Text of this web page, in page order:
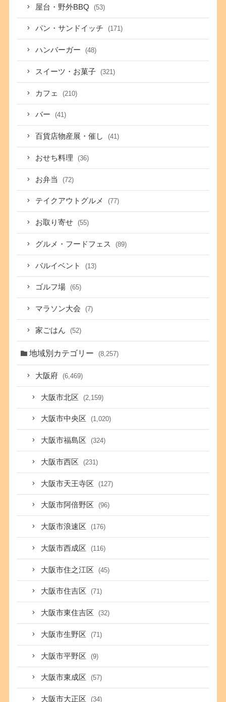
屋台・野外BBQ (53)
パン・サンドイッチ (171)
ハンバーガー (48)
スイーツ・お菓子 (321)
カフェ (210)
バー (41)
百貨店物産展・催し (41)
おせち料理 (36)
お弁当 (72)
テイクアウトグルメ (77)
お取り寄せ (55)
グルメ・フードフェス (89)
バルイベント (13)
ゴルフ場 (65)
マラソン大会 (7)
家ごはん (52)
地域別カテゴリー (8,257)
大阪府 (6,469)
大阪市北区 (2,159)
大阪市中央区 (1,020)
大阪市福島区 (324)
大阪市西区 (231)
大阪市天王寺区 (127)
大阪市阿倍野区 (96)
大阪市浪速区 (176)
大阪市西成区 (116)
大阪市住之江区 (45)
大阪市住吉区 (71)
大阪市東住吉区 (32)
大阪市生野区 (71)
大阪市平野区 (9)
大阪市東成区 (57)
大阪市大正区 (34)